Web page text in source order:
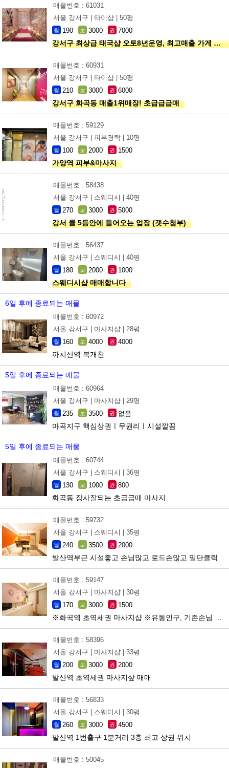
매물번호 : 61031
서울 강서구 |
타이샵 | 50평
월 190 보 3000 권 7000
강서구 최상급 태국샵 오토8년운영, 최고매출 가게 초급매!!!
매물번호 : 60931
서울 강서구 |
타이샵 | 50평
월 210 보 3000 권 6000
강서구 화곡동 매출1위매장! 초급급급매
매물번호 : 59129
서울 강서구 |
피부경락 | 10평
월 100 보 2000 권 1500
가양역 피부&마사지
매물번호 : 58438
서울 강서구 |
스웨디시 | 40평
월 270 보 3000 권 5000
강서 콜 5등안에 들어오는 업장 (갯수첨부)
매물번호 : 56437
서울 강서구 |
스웨디시 | 40평
월 180 보 2000 권 1000
스웨디시샵 매매합니다
6일 후에 종료되는 매물
매물번호 : 60972
서울 강서구 |
마사지샵 | 28평
월 160 보 4000 권 4000
까치산역 복개천
5일 후에 종료되는 매물
매물번호 : 60964
서울 강서구 |
마사지샵 | 29평
월 235 보 3500 권 없음
마곡지구 핵심상권ㅣ무권리ㅣ시설깔끔
5일 후에 종료되는 매물
매물번호 : 60744
서울 강서구 |
스웨디시 | 36평
월 130 보 1000 권 800
화곡동 장사잘되는 초급급매 마사지
매물번호 : 59732
서울 강서구 |
스웨디시 | 35평
월 240 보 3500 권 2000
발산역부근 시설좋고 손님많고 로드손많고 일단클릭
매물번호 : 59147
서울 강서구 |
마사지샵 | 30평
월 170 보 3000 권 1500
매물번호 : 58396
서울 강서구 |
마사지샵 | 33평
월 200 보 3000 권 2000
발산역 초역세권 마사지샆 매매
매물번호 : 56833
서울 강서구 |
스웨디시 | 30평
월 260 보 3000 권 4500
발산역 1번출구 1분거리 3층 최고 상권 위치
매물번호 : 50045